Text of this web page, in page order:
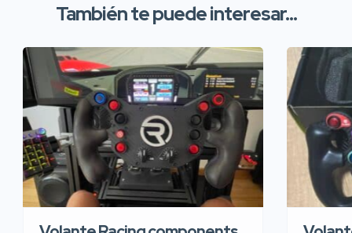
También te puede interesar...